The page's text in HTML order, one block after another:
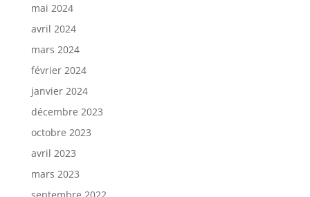
mai 2024
avril 2024
mars 2024
février 2024
janvier 2024
décembre 2023
octobre 2023
avril 2023
mars 2023